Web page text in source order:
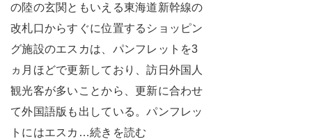
の陸の玄関ともいえる東海道新幹線の
改札口からすぐに位置するショッピン
グ施設のエスカは、パンフレットを3
ヵ月ほどで更新しており、訪日外国人
観光客が多いことから、更新に合わせ
て外国語版も出している。パンフレッ
トにはエスカ…続きを読む